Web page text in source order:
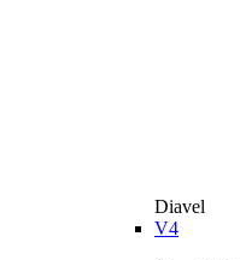
Diavel
V4